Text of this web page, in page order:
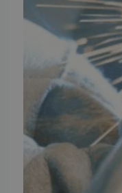
Mandag - Torsdag
Fredag
Weekend
Youtube
Instagram